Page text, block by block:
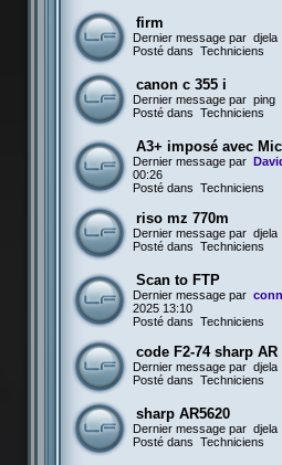
firm
Dernier message par djela
Posté dans Techniciens
canon c 355 i
Dernier message par ping
Posté dans Techniciens
A3+ imposé avec
Dernier message par
00:26
Posté dans Techniciens
riso mz 770m
Dernier message par djela
Posté dans Techniciens
Scan to FTP
Dernier message par
2025 13:10
Posté dans Techniciens
code F2-74 sharp AR
Dernier message par djela
Posté dans Techniciens
sharp AR5620
Dernier message par djela
Posté dans Techniciens